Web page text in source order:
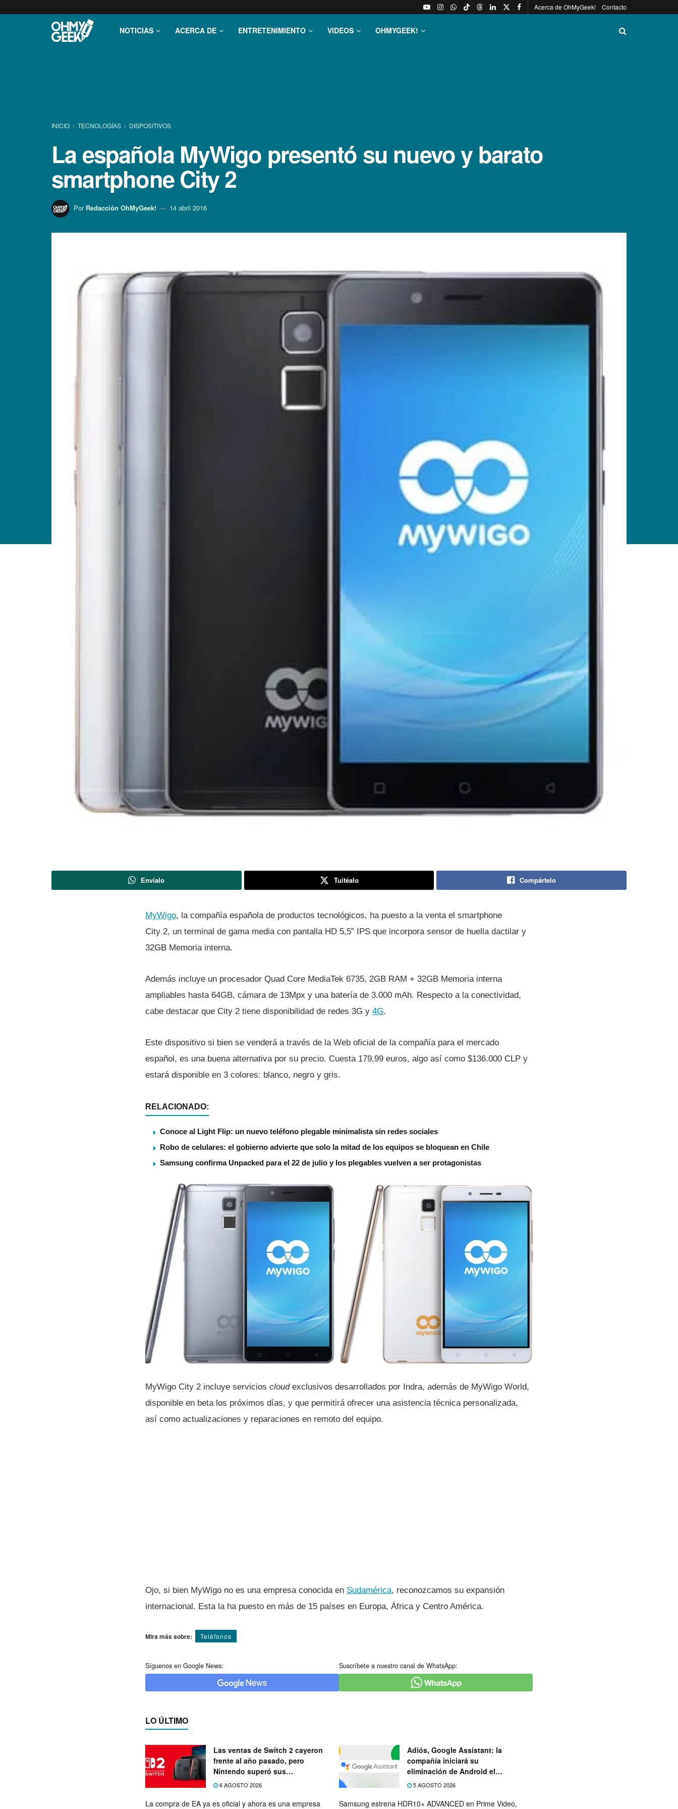
Acerca de OhMyGeek! Contacto
NOTICIAS ACERCA DE ENTRETENIMIENTO VIDEOS OHMYGEEK!
INICIO TECNOLOGÍ­AS DISPOSITIVOS
La española MyWigo presentó su nuevo y barato
smartphone City 2
Por Redacción OhMyGeek! 14 abril 2016
Envíalo Tuitéalo Compártelo
MyWigo, la compañí­a española de productos tecnológicos, ha puesto a la venta el smartphone
City 2, un terminal de gama media con pantalla HD 5,5” IPS que incorpora sensor de huella dactilar y
32GB Memoria interna.
Además incluye un procesador Quad Core MediaTek 6735, 2GB RAM + 32GB Memoria interna
ampliables hasta 64GB, cámara de 13Mpx y una baterí­a de 3.000 mAh. Respecto a la conectividad,
cabe destacar que City 2 tiene disponibilidad de redes 3G y 4G.
Este dispositivo si bien se venderá a través de la Web oficial de la compañí­a para el mercado
español, es una buena alternativa por su precio. Cuesta 179,99 euros, algo así­ como $136.000 CLP y
estará disponible en 3 colores: blanco, negro y gris.
RELACIONADO:
Conoce al Light Flip: un nuevo teléfono plegable minimalista sin redes sociales
Robo de celulares: el gobierno advierte que solo la mitad de los equipos se bloquean en Chile
Samsung confirma Unpacked para el 22 de julio y los plegables vuelven a ser protagonistas
MyWigo City 2 incluye servicios cloudexclusivos desarrollados por Indra, además de MyWigo World,
disponible en beta los próximos dí­as, y que permitirá ofrecer una asistencia técnica personalizada,
así­ como actualizaciones y reparaciones en remoto del equipo.
Ojo, si bien MyWigo no es una empresa conocida en Sudamérica, reconozcamos su expansión
internacional. Esta la ha puesto en más de 15 paí­ses en Europa, África y Centro América.
Mira más sobre: Teléfonos
Síguenos en Google News: Suscríbete a nuestro canal de WhatsApp:
LO ÚLTIMO
Las ventas de Switch 2 cayeron
frente al año pasado, pero
Nintendo superó sus
expectativas
6 AGOSTO 2026
Adiós, Google Assistant: la
compañía iniciará su
eliminación de Android el
próximo mes
5 AGOSTO 2026
La compra de EA ya es oficial y ahora es una empresa
Samsung estrena HDR10+ ADVANCED en Prime Video,